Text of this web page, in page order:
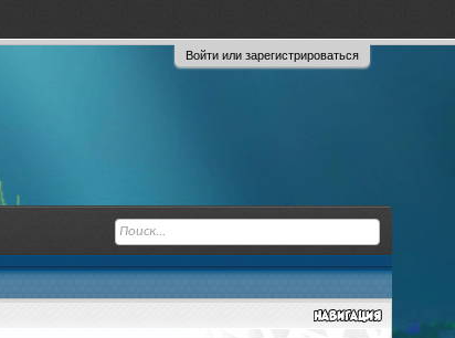
Войти или зарегистрироваться